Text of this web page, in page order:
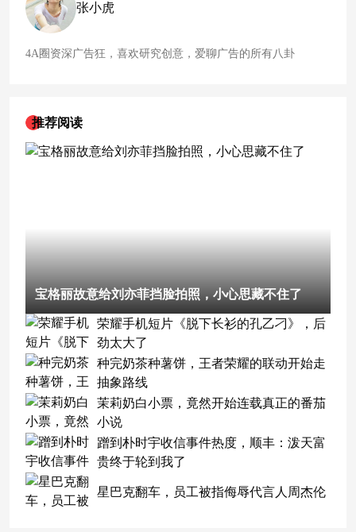
张小虎
4A圈资深广告狂，喜欢研究创意，爱聊广告的所有八卦
推荐阅读
宝格丽故意给刘亦菲挡脸拍照，小心思藏不住了
荣耀手机短片《脱下长衫的孔乙刁》，后
劲太大了
种完奶茶种薯饼，王者荣耀的联动开始走
抽象路线
茉莉奶白小票，竟然开始连载真正的番茄
小说
蹭到朴时宇收信事件热度，顺丰：泼天富
贵终于轮到我了
星巴克翻车，员工被指侮辱代言人周杰伦